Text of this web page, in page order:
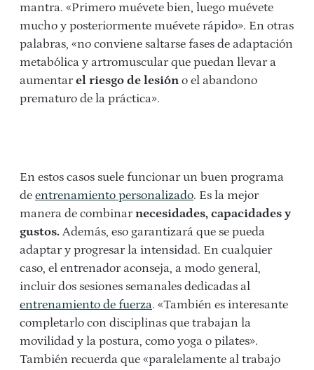
mantra. «Primero muévete bien, luego muévete
mucho y posteriormente muévete rápido». En otras
palabras, «no conviene saltarse fases de adaptación
metabólica y artromuscular que puedan llevar a
aumentarel riesgo de lesión o el abandono
prematuro de la práctica».
En estos casos suele funcionar un buen programa
de entrenamiento personalizado. Es la mejor
manera de combinarnecesidades, capacidades y
gustos. Además, eso garantizará que se pueda
adaptar y progresar la intensidad. En cualquier
caso, el entrenador aconseja, a modo general,
incluir dos sesiones semanales dedicadas al
entrenamiento de fuerza. «También es interesante
completarlo con disciplinas que trabajan la
movilidad y la postura, como yoga o pilates».
También recuerda que «paralelamente al trabajo